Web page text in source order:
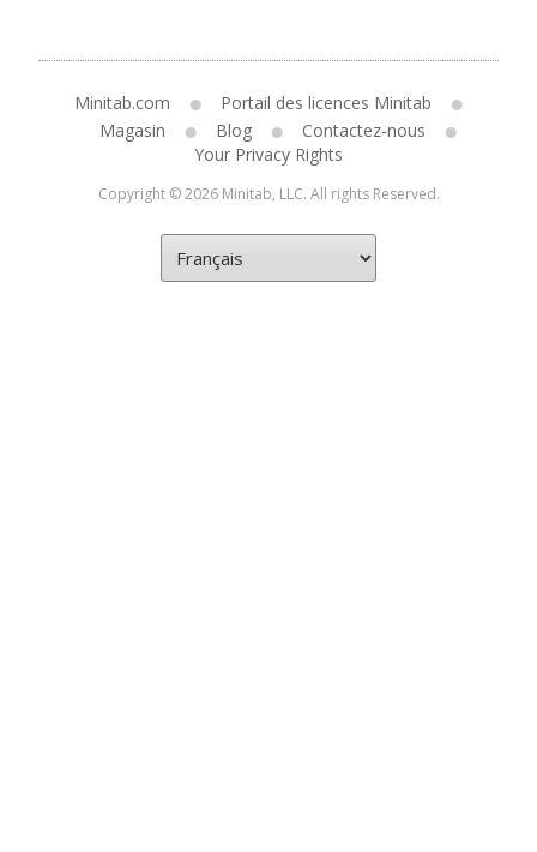
Minitab.com
Portail des licences Minitab
Magasin
Blog
Contactez-nous
Your Privacy Rights
Copyright © 2026 Minitab, LLC. All rights Reserved.